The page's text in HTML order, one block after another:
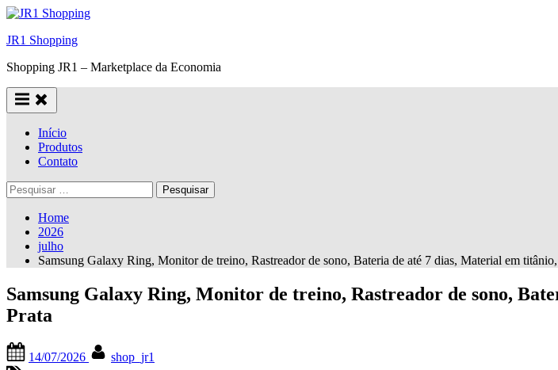
Skip
content
JR1 Shopping
Shopping JR1 – Marketplace da Economia
Início
Produtos
Contato
Pesquisar
por:
Home
2026
julho
Samsung Galaxy Ring, Monitor de treino, Rastreador de sono, Bateria de até 7 dias, Material em
Samsung Galaxy Ring, Monitor de treino, Rastreador de sono,
Prata
on
14/07/2026
shop_jr1